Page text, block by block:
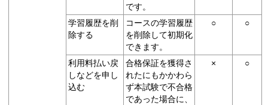
です。
学習履歴を削
除する
コースの学習履歴
を削除して初期化
できます。
○ ○
利用料払い戻
しなどを申し
込む
合格保証を獲得さ
れたにもかかわら
ず本試験で不合格
であった場合に、
× ○